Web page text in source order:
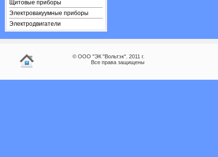
Щитовые приборы
Электровакуумные приборы
Электродвигатели
© ООО "ЭК "Вольтэк". 2011 г.
Все права защищены